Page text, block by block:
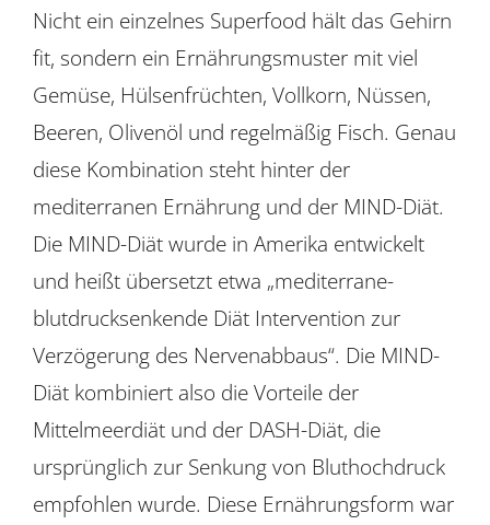
Nicht ein einzelnes Superfood hält das Gehirn
fit, sondern ein Ernährungsmuster mit viel
Gemüse, Hülsenfrüchten, Vollkorn, Nüssen,
Beeren, Olivenöl und regelmäßig Fisch. Genau
diese Kombination steht hinter der
mediterranen Ernährung und der MIND-Diät.
Die MIND-Diät wurde in Amerika entwickelt
und heißt übersetzt etwa „mediterrane-
blutdrucksenkende Diät Intervention zur
Verzögerung des Nervenabbaus“. Die MIND-
Diät kombiniert also die Vorteile der
Mittelmeerdiät und der DASH-Diät, die
ursprünglich zur Senkung von Bluthochdruck
empfohlen wurde. Diese Ernährungsform war